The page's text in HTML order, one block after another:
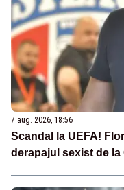
7 aug. 2026, 18:56
Scandal la UEFA!
derapajul sexist de la